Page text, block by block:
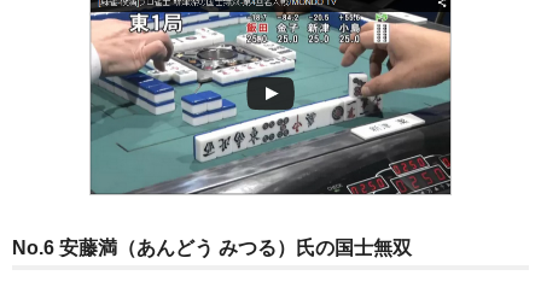
No.6 安藤満（あんどう みつる）氏の国士無双